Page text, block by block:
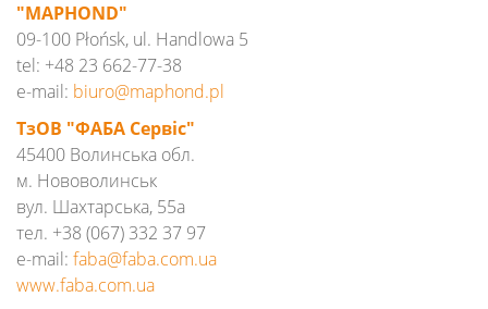
"MAPHOND"
09-100 Płońsk, ul. Handlowa 5
tel: +48 23 662-77-38
e-mail: biuro@maphond.pl
ТзОВ "ФАБА Сервіс"
45400 Волинська обл.
м. Нововолинськ
вул. Шахтарська, 55а
тел. +38 (067) 332 37 97
e-mail: faba@faba.com.ua
www.faba.com.ua